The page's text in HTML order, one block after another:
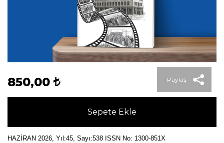
850,00
Sepete Ekle
Paylaş
HAZİRAN 2026, Yıl:45, Sayı:538 ISSN No: 1300-851X